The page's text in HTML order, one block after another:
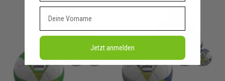
Vorname
Jetzt anmelden